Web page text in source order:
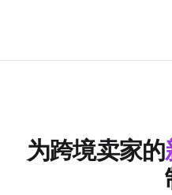
为跨境卖家的